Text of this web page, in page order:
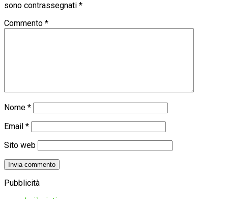
sono contrassegnati *
Commento *
Nome *
Email *
Sito web
Pubblicità